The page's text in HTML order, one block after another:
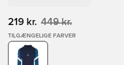
219 kr. 449 kr.
TILGÆNGELIGE FARVER